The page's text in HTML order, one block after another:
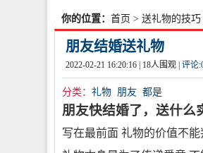
你的位置： 首页 > 送礼物的技巧
朋友结婚送礼物
2022-02-21 16:20:16 | 18人围观 | 评论:
分类： 礼物 朋友 都是
朋友快结婚了，送什么
写在最前面 礼物的价值不